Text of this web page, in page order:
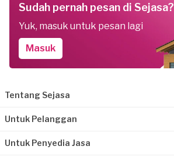
Sudah pernah pesan di Sejasa?
Yuk, masuk untuk pesan lagi
Masuk
Tentang Sejasa
Untuk Pelanggan
Untuk Penyedia Jasa